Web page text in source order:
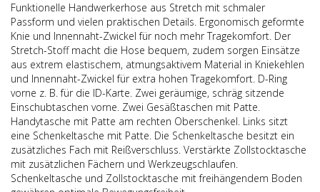
Funktionelle Handwerkerhose aus Stretch mit schmaler
Passform und vielen praktischen Details. Ergonomisch geformte
Knie und Innennaht-Zwickel für noch mehr Tragekomfort. Der
Stretch-Stoff macht die Hose bequem, zudem sorgen Einsätze
aus extrem elastischem, atmungsaktivem Material in Kniekehlen
und Innennaht-Zwickel für extra hohen Tragekomfort. D-Ring
vorne z. B. für die ID-Karte. Zwei geräumige, schräg sitzende
Einschubtaschen vorne. Zwei Gesäßtaschen mit Patte.
Handytasche mit Patte am rechten Oberschenkel. Links sitzt
eine Schenkeltasche mit Patte. Die Schenkeltasche besitzt ein
zusätzliches Fach mit Reißverschluss. Verstärkte Zollstocktasche
mit zusätzlichen Fächern und Werkzeugschlaufen.
Schenkeltasche und Zollstocktasche mit freihängendem Boden